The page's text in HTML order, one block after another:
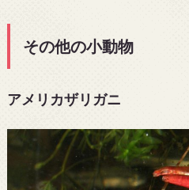
その他の小動物
アメリカザリガニ